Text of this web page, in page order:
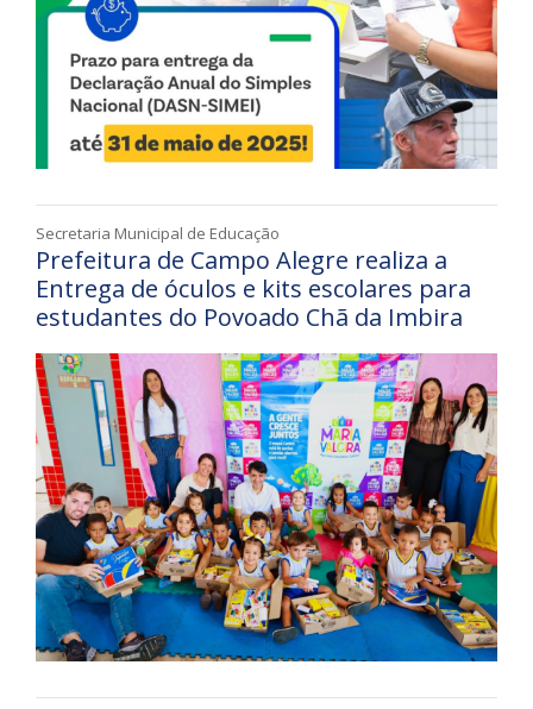
Secretaria Municipal de Educação
Prefeitura de Campo Alegre realiza a
Entrega de óculos e kits escolares para
estudantes do Povoado Chã da Imbira